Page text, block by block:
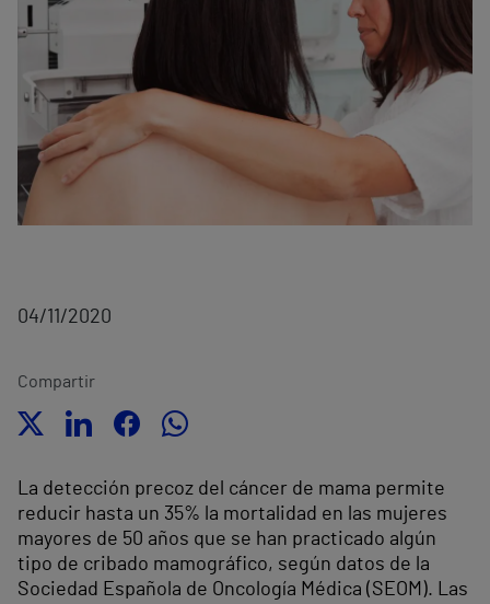
04/11/2020
Compartir
La detección precoz del cáncer de mama permite
reducir hasta un 35% la mortalidad en las mujeres
mayores de 50 años que se han practicado algún
tipo de cribado mamográfico, según datos de la
Sociedad Española de Oncología Médica (SEOM). Las